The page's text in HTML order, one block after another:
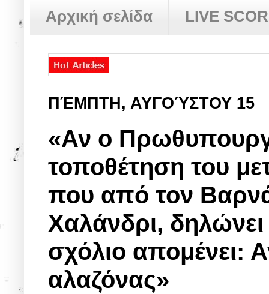
Αρχική σελίδα LIVE
ΠΈΜΠΤΗ, ΑΥΓΟΎΣΤΟΥ 15
«Αν ο
τοποθέτηση του
που από τον
Χαλάνδρι, δηλώνει
σχόλιο απομένει:
αλαζόνας»